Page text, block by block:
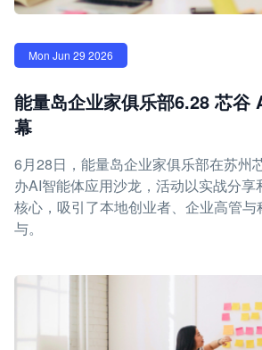
Mon Jun 29 2026
能量岛企业家俱乐部6.28 芯谷
幕
6月28日，能量岛企业家俱乐部在苏州
办AI智能体应用沙龙，活动以实战分享
核心，吸引了本地创业者、企业高管与
与。